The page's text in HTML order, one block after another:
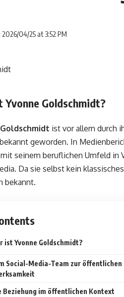
04/25 at 3:52 PM
Yvonne Goldschmidt?
ist vor allem durch
geworden. In
seinem beruflichen Umfeld in
Da sie selbst kein
bekannt.
ist Yvonne Goldschmidt?
Social-Media-Team zur öffentlichen
Beziehung im öffentlichen Kontext